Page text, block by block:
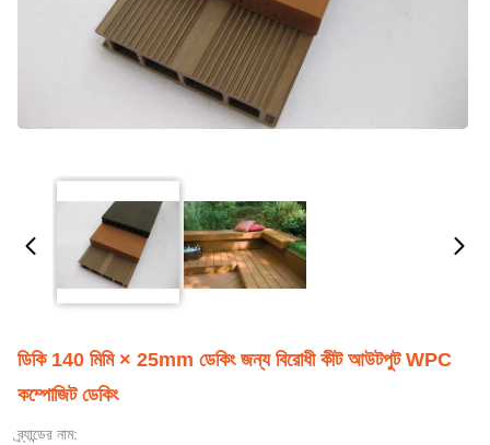
ডিকি 140 মিমি × 25mm ডেকিং জন্য বিরোধী কীট আউটপুট WPC
কম্পোজিট ডেকিং
ব্র্যান্ডের নাম: